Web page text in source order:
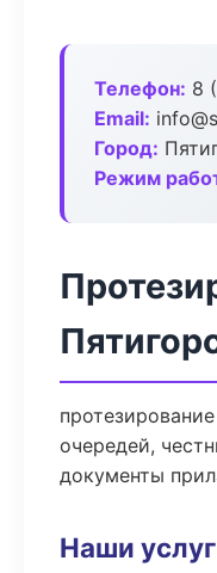
Телефон: 8
Email:
Город:
Режим
очередей,
документы
Наши